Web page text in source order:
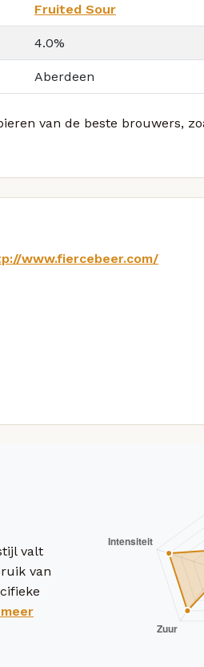
Fruited Sour
4.0%
Aberdeen
van de beste brouwers,
www.fiercebeer.com/
valt
van